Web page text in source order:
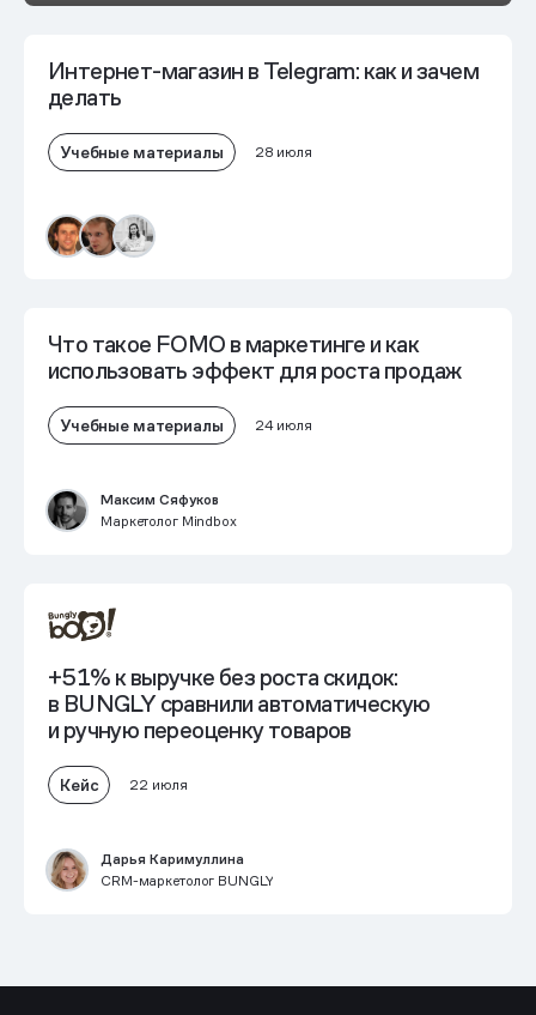
Интернет-магазин в Telegram: как и зачем
делать
Учебные материалы 28 июля
Что такое FOMO в маркетинге и как
использовать эффект для роста продаж
Учебные материалы 24 июля
Максим Сяфуков
Маркетолог Mindbox
+51% к выручке без роста скидок:
в BUNGLY сравнили автоматическую
и ручную переоценку товаров
Кейс 22 июля
Дарья Каримуллина
CRM-маркетолог BUNGLY